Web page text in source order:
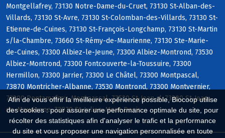
Afin de vous offrir la meilleure expérience possible, Biocoop utilise
des cookies : pour assurer une performance optimale du site, pour
récolter des statistiques afin d'analyser le trafic et la performance
du site et vous proposer une navigation personnalisée en toute
Montgellafrey, 73130 Notre-Dame-du-Cruet, 73130 St-Alban-des-
Villards, 73130 St-Avre, 73130 St-Colomban-des-Villards, 73130 St-
Etienne-de-Cuines, 73130 St-François-Longchamp, 73130 St-Martin
s/la-Chambre, 73660 St-Rémy-de-Maurienne, 73130 Ste-Marie-
de-Cuines, 73300 Albiez-le-Jeune, 73300 Albiez-Montrond, 73530
Albiez-Montrond, 73300 Fontcouverte-la-Toussuire, 73300
Hermillon, 73300 Jarrier, 73300 Le Châtel, 73300 Montpascal,
73870 Montricher-Albanne, 73530 Montrond, 73300 Montvernier,
73300 Pontamafrey-Montpascal, 73530 St-Jean-d, 73300 St-Jean-
de-Maurienne, 73870 St-Julien-Mont-Denis